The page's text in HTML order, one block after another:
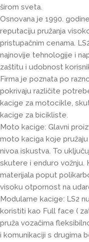
širom sveta.
Osnovana je 1990.
reputaciju pružanja
pristupačnim cenama.
najnovije tehnologije i
zaštitu i udobnost
Firma je poznata po
pokrivaju različite
kacige za motocikle,
kacige za bicikliste.
Moto kacige: Glavni
moto kaciga koje
nivoa iskustva. To
skutere i enduro vožnju.
materijala poput
visoku otpornost na
Modularne kacige: LS2
koristiti kao Full face (
pruža vozačima
i komunikaciji s drugima